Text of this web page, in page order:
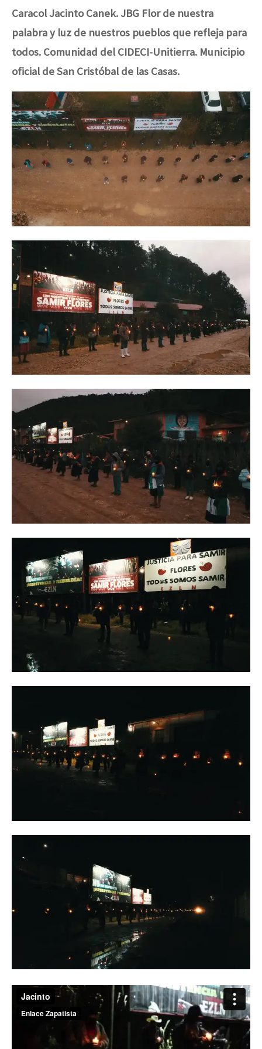
Caracol Jacinto Canek. JBG Flor de nuestra
palabra y luz de nuestros pueblos que refleja para
todos. Comunidad del CIDECI-Unitierra. Municipio
oficial de San Cristóbal de las Casas.